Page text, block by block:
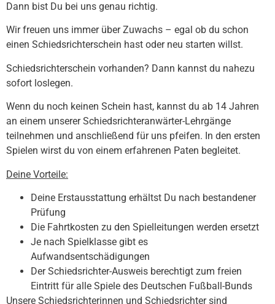
Dann bist Du bei uns genau richtig.
Wir freuen uns immer über Zuwachs – egal ob du schon
einen Schiedsrichterschein hast oder neu starten willst.
Schiedsrichterschein vorhanden? Dann kannst du nahezu
sofort loslegen.
Wenn du noch keinen Schein hast, kannst du ab 14 Jahren
an einem unserer Schiedsrichteranwärter-Lehrgänge
teilnehmen und anschließend für uns pfeifen. In den ersten
Spielen wirst du von einem erfahrenen Paten begleitet.
Deine Vorteile:
Deine Erstausstattung erhältst Du nach bestandener
Prüfung
Die Fahrtkosten zu den Spielleitungen werden ersetzt
Je nach Spielklasse gibt es
Aufwandsentschädigungen
Der Schiedsrichter-Ausweis berechtigt zum freien
Eintritt für alle Spiele des Deutschen Fußball-Bunds
Unsere Schiedsrichterinnen und Schiedsrichter sind